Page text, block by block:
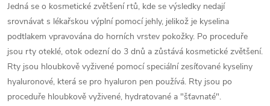
Jedná se o kosmetické zvětšení rtů, kde se výsledky nedají
srovnávat s lékařskou výplní pomocí jehly, jelikož je kyselina
podtlakem vpravována do horních vrstev pokožky. Po proceduře
jsou rty oteklé, otok odezní do 3 dnů a zůstává kosmetické zvětšení.
Rty jsou hloubkově vyživené pomocí speciální zesíťované kyseliny
hyaluronové, která se pro hyaluron pen používá. Rty jsou po
proceduře hloubkově vyživené, hydratované a "šťavnaté".